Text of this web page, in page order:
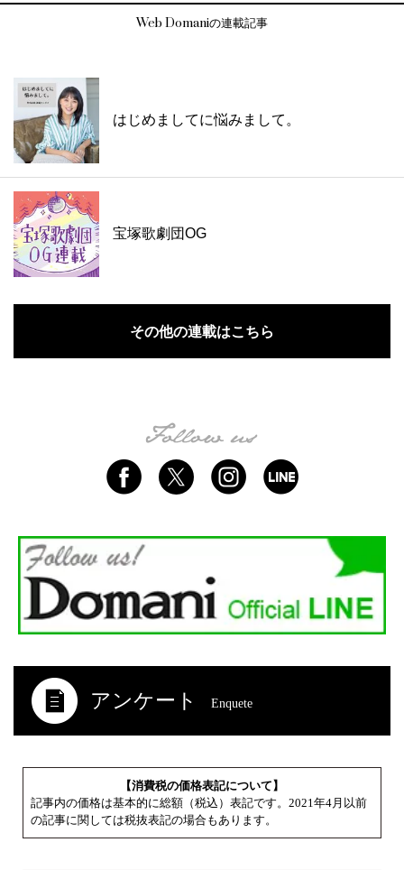
Web Domaniの連載記事
はじめましてに悩みまして。
宝塚歌劇団OG
その他の連載はこちら
アンケート Enquete
【消費税の価格表記について】
記事内の価格は基本的に総額（税込）表記です。2021年4月以前
の記事に関しては税抜表記の場合もあります。